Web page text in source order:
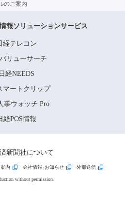
のご案内
報ソリューションサービス
経テレコン
リューサーチ
日経NEEDS
マートクリップ
事ウォッチ Pro
経POS情報
新聞社について
内 会社情報･お知らせ 外部送信
without permission.